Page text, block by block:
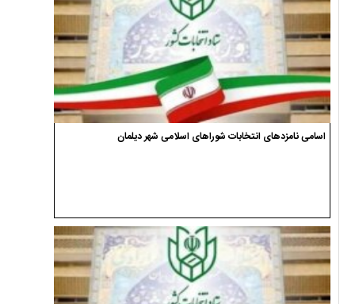
اسامی نامزدهای انتخابات شوراهای اسلامی شهر دیلمان